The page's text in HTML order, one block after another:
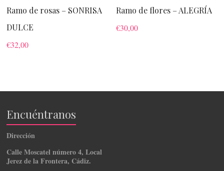
Ramo de rosas – SONRISA
DULCE
€32,00
Ramo de flores – ALEGRÍA
€30,00
Encuéntranos
Dirección
Calle Moscatel número 4, Local
Jerez de la Frontera, Cádiz.